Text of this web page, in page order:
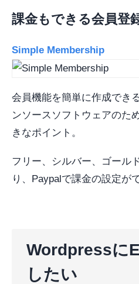
課金もできる会員登
Simple Membership
会員機能を簡単に作成でき
ンソースソフトウェアのた
きなポイント。
フリー、シルバー、ゴール
り、Paypalで課金の設定が
Wordpressに
したい